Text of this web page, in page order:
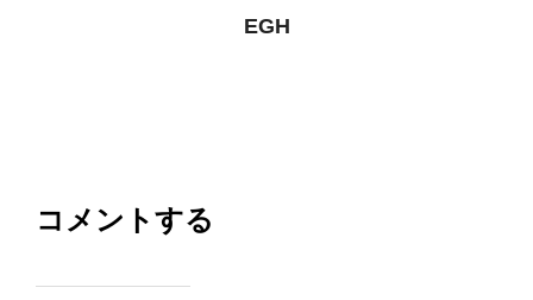
EGH
コメントする